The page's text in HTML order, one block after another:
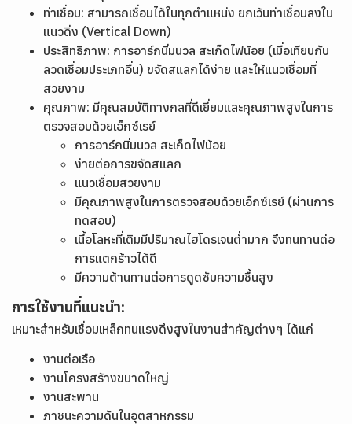
ท่าเชื่อม: สามารถเชื่อมได้ในทุกตำแหน่ง ยกเว้นท่าเชื่อมลงใน
แนวดิ่ง (Vertical Down)
ประสิทธิภาพ: การอาร์กนิ่มนวล สะเก็ดไฟน้อย (เมื่อเทียบกับ
ลวดเชื่อมประเภทอื่น) ขจัดสแลกได้ง่าย และให้แนวเชื่อมที่
สวยงาม
คุณภาพ: มีคุณสมบัติทางกลที่ดีเยี่ยมและคุณภาพสูงในการ
ตรวจสอบด้วยเอ็กซ์เรย์
การอาร์กนิ่มนวล สะเก็ดไฟน้อย
ง่ายต่อการขจัดสแลก
แนวเชื่อมสวยงาม
มีคุณภาพสูงในการตรวจสอบด้วยเอ็กซ์เรย์ (ผ่านการ
ทดสอบ)
เนื้อโลหะที่เติมมีปริมาณไฮโดรเจนต่ำมาก จึงทนทานต่อ
การแตกร้าวได้ดี
มีความต้านทานต่อการดูดซับความชื้นสูง
การใช้งานที่แนะนำ:
เหมาะสำหรับเชื่อมเหล็กทนแรงดึงสูงในงานสำคัญต่างๆ ได้แก่
งานต่อเรือ
งานโครงสร้างขนาดใหญ่
งานสะพาน
ภาชนะความดันในอุตสาหกรรม